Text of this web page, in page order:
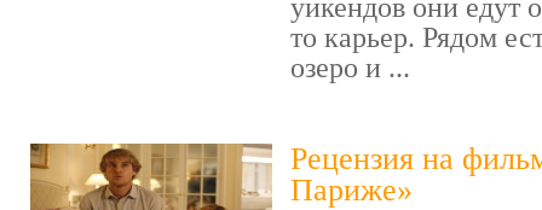
уикендов они едут
то карьер. Рядом
озеро и ...
Рецензия на
Париже»